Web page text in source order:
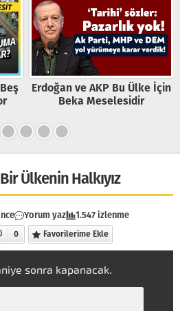
Erdoğan ve AKP Bu Ülke İçin
Beka Meselesidir
Ülkenin Halkıyız
Yorum yaz 1.547 izlenme
0 Favorilerime Ekle
sonra kapanacak.